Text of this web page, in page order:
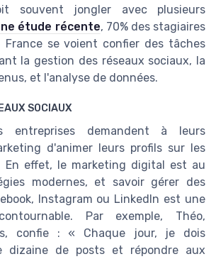
souvent jongler avec plusieurs
étude récente, 70% des stagiaires
France se voient confier des tâches
la gestion des réseaux sociaux, la
et l'analyse de données.
SOCIAUX
entreprises demandent à leurs
d'animer leurs profils sur les
En effet, le marketing digital est au
modernes, et savoir gérer des
Instagram ou LinkedIn est une
Par exemple, Théo,
confie : « Chaque jour, je dois
dizaine de posts et répondre aux